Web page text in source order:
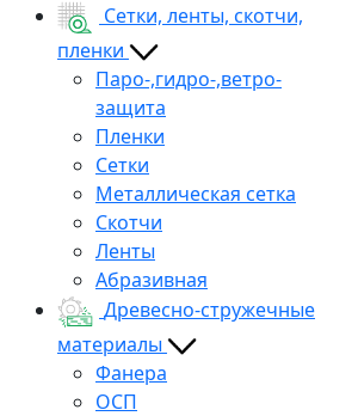
Сетки, ленты, скотчи,
пленки
Паро-,гидро-,ветро-
защита
Пленки
Сетки
Металлическая сетка
Скотчи
Ленты
Абразивная
Древесно-стружечные
материалы
Фанера
ОСП